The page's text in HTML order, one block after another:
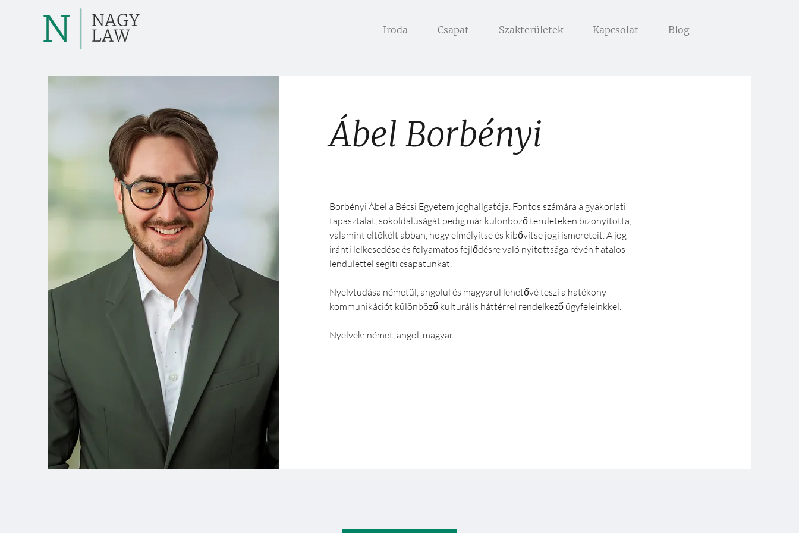
Iroda Csapat Szakterületek Kapcsolat Blog
Ábel Borbényi
Borbényi Ábel a Bécsi Egyetem joghallgatója. Fontos számára a gyakorlati
tapasztalat, sokoldalúságát pedig már különböző területeken bizonyította,
valamint eltökélt abban, hogy elmélyítse és kibővítse jogi ismereteit. A jog
iránti lelkesedése és folyamatos fejlődésre való nyitottsága révén fiatalos
lendülettel segíti csapatunkat.
Nyelvtudása németül, angolul és magyarul lehetővé teszi a hatékony
kommunikációt különböző kulturális háttérrel rendelkező ügyfeleinkkel.
Nyelvek: német, angol, magyar